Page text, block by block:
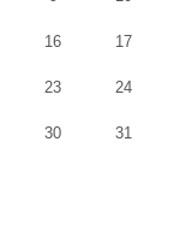
16 17
23 24
30 31